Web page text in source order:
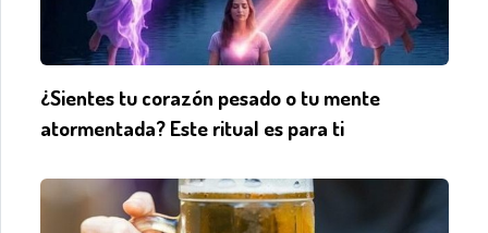
¿Sientes tu corazón pesado o tu mente
atormentada? Este ritual es para ti